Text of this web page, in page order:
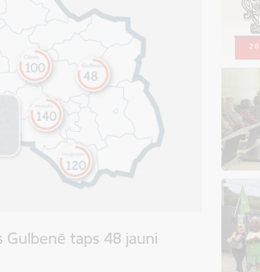
taps 48 jauni